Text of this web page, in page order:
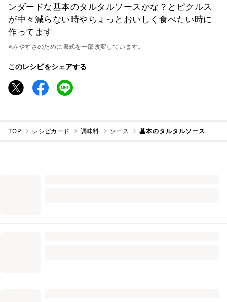
ンダードな基本のタルタルソースかな？とピクルス
が中々減らない時やちょっとおいしく食べたい時に
作ってます
※みやすさのために書式を一部改変しています。
このレシピをシェアする
TOP レシピカード 調味料 ソース 基本のタルタルソース